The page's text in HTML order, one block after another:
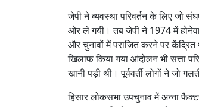
जेपी ने व्यवस्था परिवर्तन के लिए जो
ओर ले गयी। तब जेपी ने 1974 में
और चुनावों में पराजित करने पर केंद्रित
खिलाफ किया गया आंदोलन भी सत्ता
खानी पड़ी थी। पूर्ववर्ती लोगों ने जो
हिसार लोकसभा उपचुनाव में अन्ना